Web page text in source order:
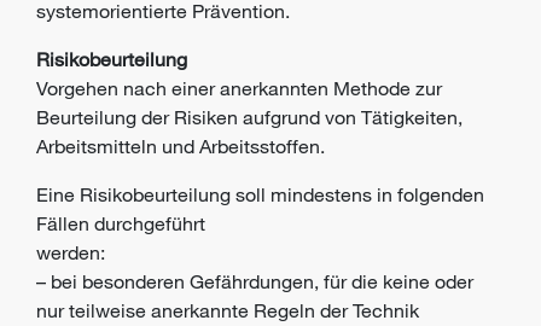
systemorientierte Prävention.
Risikobeurteilung
Vorgehen nach einer anerkannten Methode zur
Beurteilung der Risiken aufgrund von Tätigkeiten,
Arbeitsmitteln und Arbeitsstoffen.
Eine Risikobeurteilung soll mindestens in folgenden
Fällen durchgeführt
werden:
– bei besonderen Gefährdungen, für die keine oder
nur teilweise anerkannte Regeln der Technik